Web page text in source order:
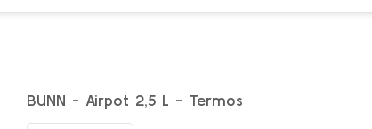
BUNN - Airpot 2,5 L - Termos